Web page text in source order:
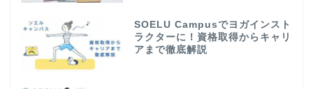
SOELU Campusでヨガインスト
ラクターに！資格取得からキャリ
アまで徹底解説